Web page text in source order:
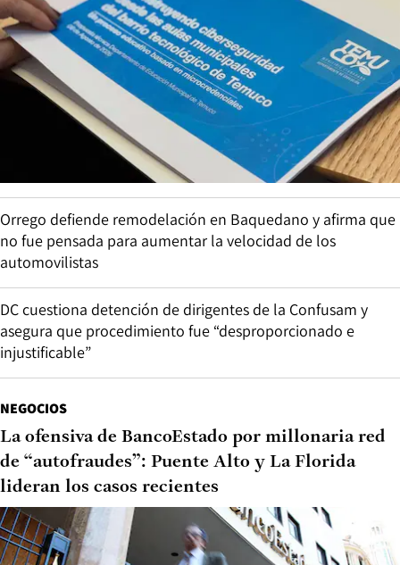
Orrego defiende remodelación en Baquedano y afirma que
no fue pensada para aumentar la velocidad de los
automovilistas
DC cuestiona detención de dirigentes de la Confusam y
asegura que procedimiento fue “desproporcionado e
injustificable”
NEGOCIOS
La ofensiva de BancoEstado por millonaria red
de “autofraudes”: Puente Alto y La Florida
lideran los casos recientes